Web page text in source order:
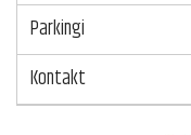
Parkingi
Kontakt